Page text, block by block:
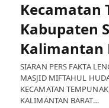
Kecamatan
Kabupaten
Kalimantan
SIARAN PERS FAKTA
MASJID MIFTAHUL
KECAMATAN
KALIMANTAN BARAT…